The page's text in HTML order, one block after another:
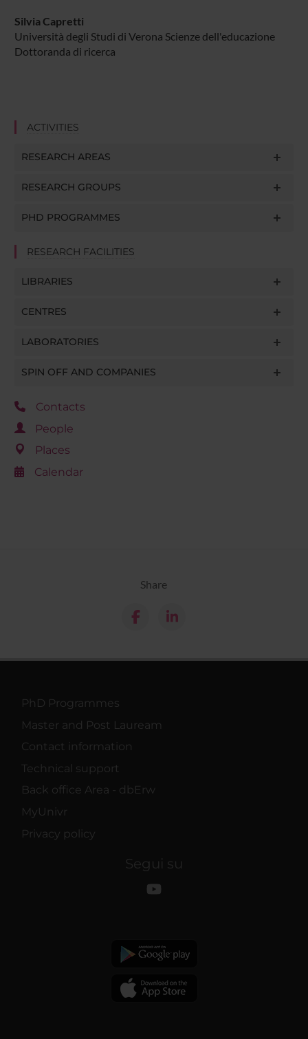
Silvia Capretti
Università degli Studi di Verona Scienze dell'educazione
Dottoranda di ricerca
ACTIVITIES
RESEARCH AREAS
RESEARCH GROUPS
PHD PROGRAMMES
RESEARCH FACILITIES
LIBRARIES
CENTRES
LABORATORIES
SPIN OFF AND COMPANIES
Contacts
People
Places
Calendar
Share
PhD Programmes
Master and Post Lauream
Contact information
Technical support
Back office Area - dbErw
MyUnivr
Privacy policy
Segui su